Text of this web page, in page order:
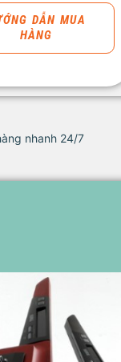
DẪN MUA
HÀNG
nhanh 24/7